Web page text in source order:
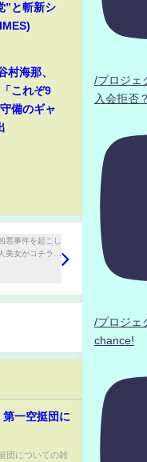
”と斬新シ
村海那、
これぞ9
備のギャ
第一空挺団に
団についての雑
/プロジ
入会拒否
/プロジェ
chance!